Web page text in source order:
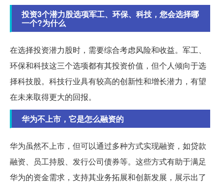
投资3个潜力股选项军工、环保、科技，您会选择哪
一个?为什么
在选择投资潜力股时，需要综合考虑风险和收益。军工、
环保和科技这三个选项都有其投资价值，但个人倾向于选
择科技股。科技行业具有较高的创新性和增长潜力，有望
在未来取得更大的回报。
华为不上市，它是怎么融资的
华为虽然不上市，但可以通过多种方式实现融资，如贷款
融资、员工持股、发行公司债券等。这些方式有助于满足
华为的资金需求，支持其业务拓展和创新发展，展示出了